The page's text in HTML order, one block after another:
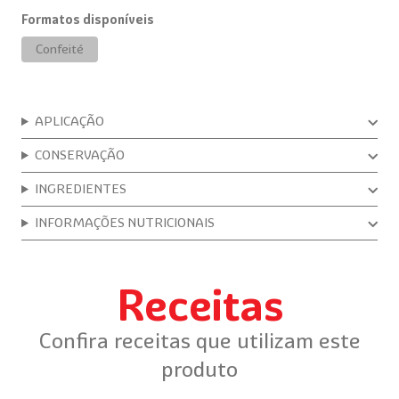
Formatos disponíveis
Confeité
APLICAÇÃO
CONSERVAÇÃO
INGREDIENTES
INFORMAÇÕES NUTRICIONAIS
Receitas
Confira receitas que utilizam este
produto